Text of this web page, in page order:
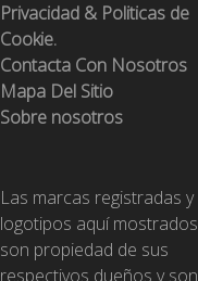
Privacidad & Politicas de
Cookie.
Contacta Con Nosotros
Mapa Del Sitio
Sobre nosotros
Las marcas registradas y
logotipos aquí mostrados
son propiedad de sus
respectivos dueños y son